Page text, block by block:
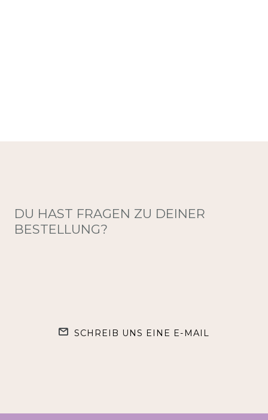
DU HAST FRAGEN ZU DEINER
BESTELLUNG?
SCHREIB UNS EINE E-MAIL